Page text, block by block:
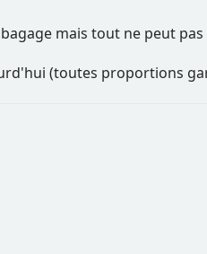
mais tout ne peut
(toutes proportions